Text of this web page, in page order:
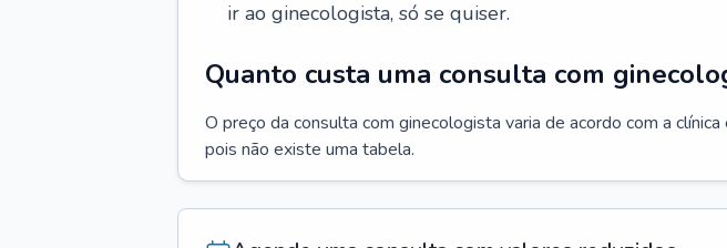
ir ao ginecologista, só se quiser.
Quanto custa uma consulta com
O preço da consulta com ginecologista varia de acordo com a
pois não existe uma tabela.